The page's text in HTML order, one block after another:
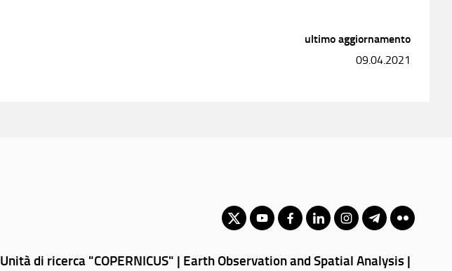
ultimo aggiornamento
09.04.2021
Unità di ricerca "COPERNICUS" | Earth Observation and Spatial Analysis |